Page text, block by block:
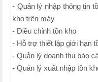
- Quản lý nhập thông tin
kho trên máy
- Điều chỉnh tồn kho
- Hỗ trợ thiết lập giới hạn
- Quản lý doanh thu báo
- Quản lý xuất nhập tồn